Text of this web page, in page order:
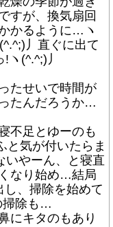
すが、換気扇回
かるように…ヽ
丿直ぐに出て
(^.^;)丿
たせいで時間が
たんだろうか…
不足とゆーのも
気が付いたらま
やーん、と寝直
なり始め…結局
、掃除を始めて
掃除も…
にキタのもあり